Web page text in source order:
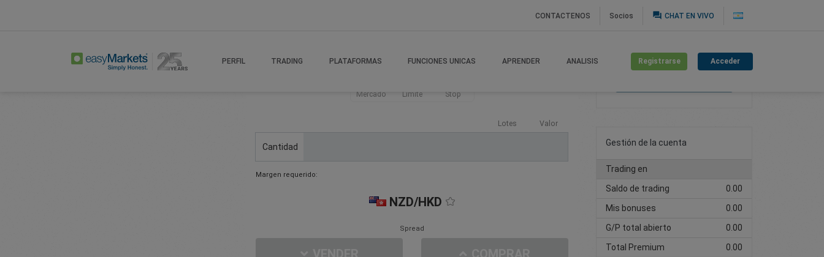
CONTACTENOS Socios question_answer CHAT EN VIVO
PERFIL TRADING PLATAFORMAS FUNCIONES UNICAS APRENDER ANALISIS Registrarse Acceder
Mercado Límite Stop
Lotes Valor
Cantidad
Margen requerido:
NZD/HKD
Spread
Cree una cuenta de
Gestión de la cuenta
Trading en
Saldo de trading
0.00
Mis bonuses
0.00
G/P total abierto
0.00
Total Premium
0.00